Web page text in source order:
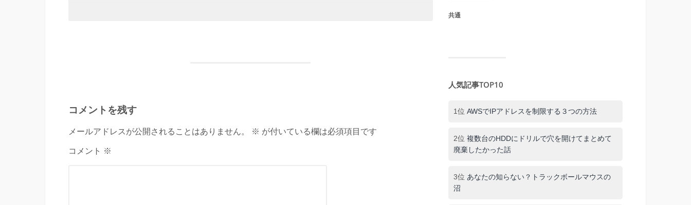
コメントを残す
メールアドレスが公開されることはありません。 ※ が付いている欄は必須項目です
コメント ※
共通
人気記事TOP10
1位 AWSでIPアドレスを制限する３つの方法
2位 複数台のHDDにドリルで穴を開けてまとめて
廃棄したかった話
3位 あなたの知らない？トラックボールマウスの
沼